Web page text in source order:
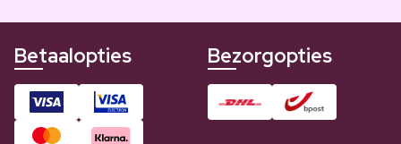
Betaalopties Bezorgopties